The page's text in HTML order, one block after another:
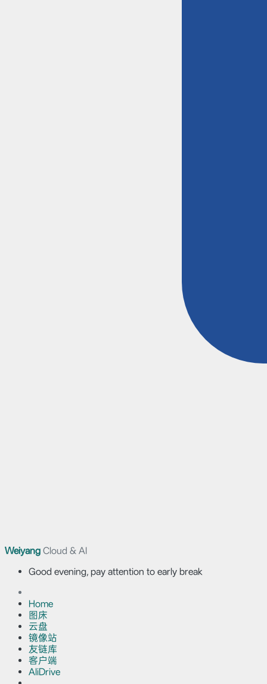
Weiyang Cloud & AI
Good evening, pay attention to early break
Home
图床
云盘
镜像站
友链库
客户端
AliDrive